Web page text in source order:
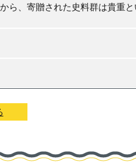
ら、寄贈された史料群は貴重と